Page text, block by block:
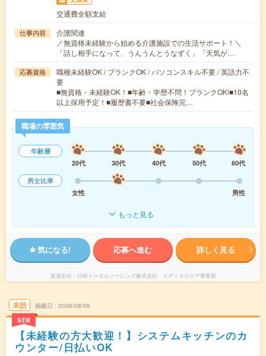
交通費全額支給
仕事内容
介護関連
／無資格未経験から始める介護施設での生活サポート！＼
「話し相手になって、うんうんとうなずく」「天気が…
応募資格
職種未経験OK / ブランクOK / パソコンスキル不要 / 英語力不
要
■無資格・未経験OK！■年齢・学歴不問！ブランクOK!■10名
以上採用予定！■履歴書不要■社会保険完…
職場の雰囲気
年齢層
20代
30代 40代 50代
60代
男女比率
女性
男性
もっと見る
気になる! 応募へ進む 詳しく見る
派遣会社 日研トータルソーシング株式会社 メディカルケア事業部
未読
NEW
掲載日 2026/08/05
【未経験の方大歓迎！】システムキッチンのカ
ウンター/日払いOK